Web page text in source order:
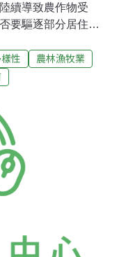
續導致農作物受
要驅逐部分居住在
相關單位正集結專
進行鹿群的管理。
棲息區域也被認定
此地最近的山區
查數字顯示，「住
。奈良縣政府於
春日大社內，與保
協會」，再加上專
行鹿隻數量管理、
委員會議
性
農林漁牧業